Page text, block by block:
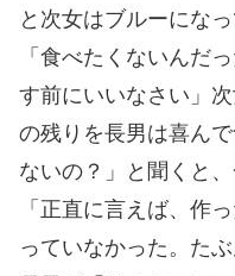
と次女はブルーになっ
「食べたくないんだ
す前にいいなさい」
の残りを長男は喜ん
ないの？」と聞くと
「正直に言えば、作
っていなかった。た